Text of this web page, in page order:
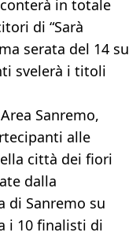
in totale
di “Sarà
serata del 14 su
svelerà i titoli
Sanremo,
alle
città dei fiori
dalla
di Sanremo su
i 10 finalisti di